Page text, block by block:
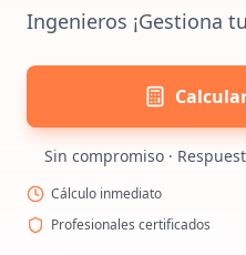
Ingenieros ¡Gestiona
Sin compromiso ·
Cálculo inmediato
Profesionales certificados